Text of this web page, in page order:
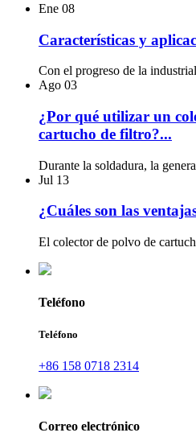
Ene 08
Características y
Con el progreso de la
Ago 03
¿Por qué utilizar un
cartucho de filtro?...
Durante la soldadura, la
Jul 13
¿Cuáles son las
El colector de polvo de
Teléfono
Teléfono
+86 158 0718 2314
Correo electrónico